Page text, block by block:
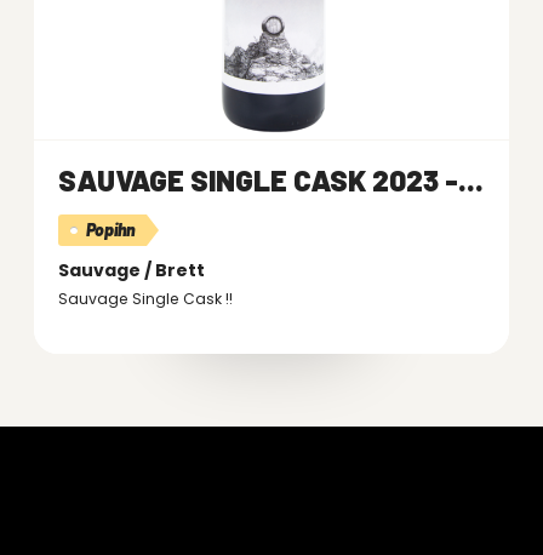
SAUVAGE SINGLE CASK 2023 -...
Popihn
Sauvage / Brett
Sauvage Single Cask !!